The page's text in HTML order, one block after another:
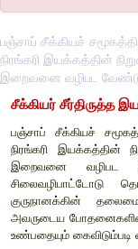
பஞ்சாப் சீக்கியச்
நிரங்கரி இயக்கத்தின்
இறைவனை வழிபட
சீக்கியர்